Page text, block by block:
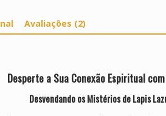
Avaliações (2)
Desperte a Sua Conexão Espiritual
Desvendando os Mistérios de Lapis